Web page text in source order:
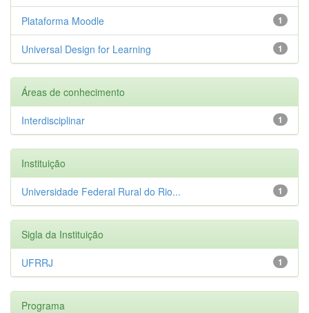
1
Plataforma Moodle
1
Universal Design for Learning
Áreas de conhecimento
1
Interdisciplinar
Instituição
1
Universidade Federal Rural do Rio...
Sigla da Instituição
1
UFRRJ
Programa